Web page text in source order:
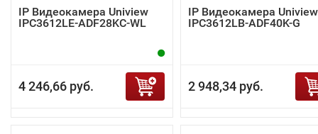
IP Видеокамера Uniview
IPC3612LE-ADF28KC-WL
4 246,66 руб.
IP Видеокамера Uniview
IPC3612LB-ADF40K-G
2 948,34 руб.